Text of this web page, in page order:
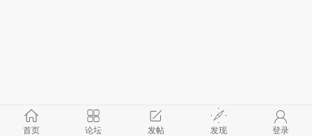
首页 论坛 发帖 发现 登录